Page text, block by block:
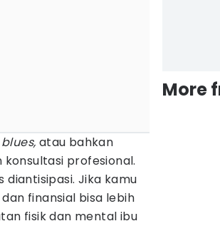
atau bahkan
profesional.
Jika kamu
finansial bisa lebih
fisik dan mental ibu
More